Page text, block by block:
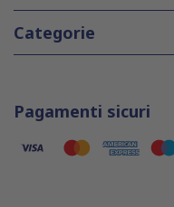
Categorie
Pagamenti sicuri